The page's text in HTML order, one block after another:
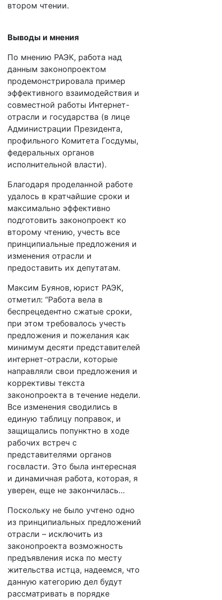
втором чтении.
Выводы и мнения
По мнению РАЭК, работа над
данным законопроектом
продемонстрировала пример
эффективного взаимодействия и
совместной работы Интернет-
отрасли и государства (в лице
Администрации Президента,
профильного Комитета Госдумы,
федеральных органов
исполнительной власти).
Благодаря проделанной работе
удалось в кратчайшие сроки и
максимально эффективно
подготовить законопроект ко
второму чтению, учесть все
принципиальные предложения и
изменения отрасли и
предоставить их депутатам.
Максим Буянов, юрист РАЭК,
отметил: “Работа вела в
беспрецедентно сжатые сроки,
при этом требовалось учесть
предложения и пожелания как
минимум десяти представителей
интернет-отрасли, которые
направляли свои предложения и
коррективы текста
законопроекта в течение недели.
Все изменения сводились в
единую таблицу поправок, и
защищались попунктно в ходе
рабочих встреч с
представителями органов
госвласти. Это была интересная
и динамичная работа, которая, я
уверен, еще не закончилась…
Поскольку не было учтено одно
из принципиальных предложений
отрасли – исключить из
законопроекта возможность
предъявления иска по месту
жительства истца, надеемся, что
данную категорию дел будут
рассматривать в порядке